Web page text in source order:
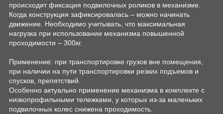
происходит фиксация подвилочных роликов в механизме.
Когда конструкция зафиксировалась – можно начинать
движение. Необходимо учитывать, что максимальная
нагрузка при использовании механизма повышенной
проходимости – 300кг.
Применение: при транспортировке грузов вне помещения,
при наличии на пути транспортировки резких подъемов и
спусков, препятствий.
Особенно актуально применение механизма в комплекте с
низкопрофильными тележками, у которых из-за маленьких
подвилочных колес снижена проходимость.